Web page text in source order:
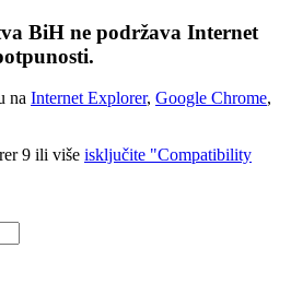
BiH ne podržava Internet
na Internet Explorer, Google Chrome,
9 ili više isključite "Compatibility